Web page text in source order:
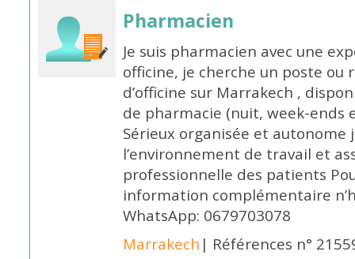
Pharmacien
Je suis pharmacien avec une
officine, je cherche un poste
d’officine sur Marrakech ,
de pharmacie (nuit, week-ends
Sérieux organisée et autonome
l’environnement de travail et
professionnelle des patients
information complémentaire
WhatsApp: 0679703078
Marrakech | Références n°